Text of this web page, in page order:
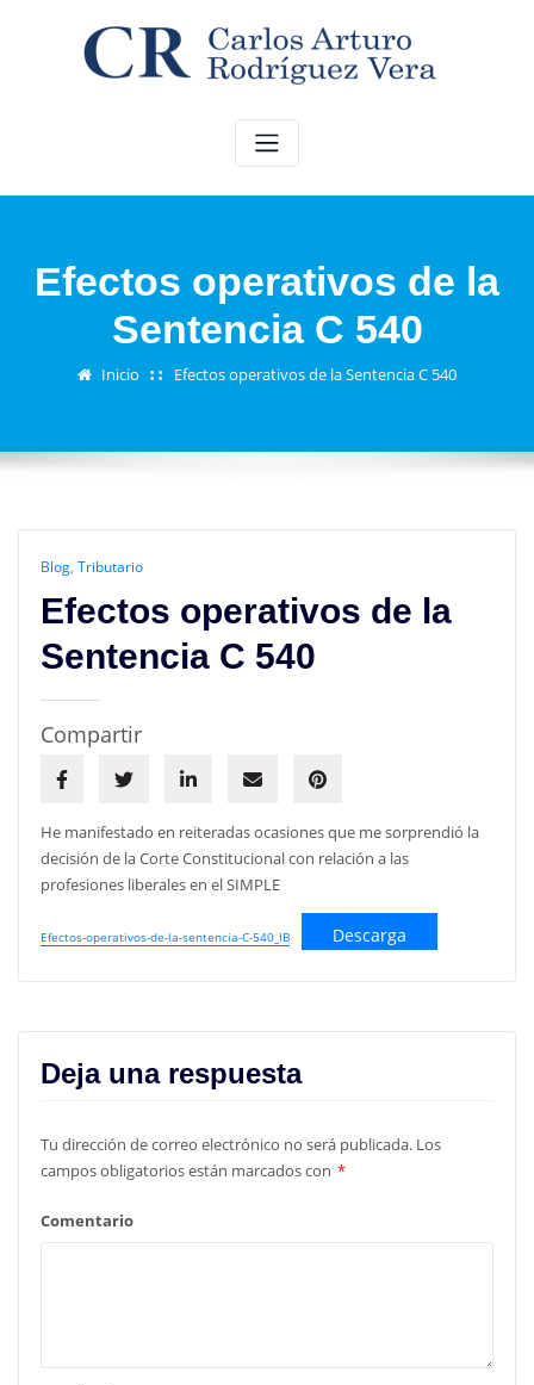
Efectos operativos de la
Sentencia C 540
Inicio Efectos operativos de la Sentencia C 540
Blog, Tributario
Efectos operativos de la
Sentencia C 540
Compartir
He manifestado en reiteradas ocasiones que me sorprendió la
decisión de la Corte Constitucional con relación a las
profesiones liberales en el SIMPLE
Efectos-operativos-de-la-sentencia-C-540_IB Descarga
Deja una respuesta
Tu dirección de correo electrónico no será publicada. Los
campos obligatorios están marcados con *
Comentario